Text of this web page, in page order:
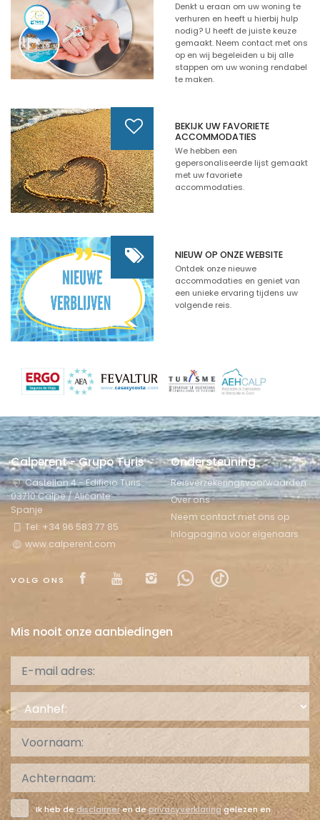
Denkt u eraan om uw woning te
verhuren en heeft u hierbij hulp
nodig? U heeft de juiste keuze
gemaakt. Neem contact met ons
op en wij begeleiden u bij alle
stappen om uw woning rendabel
te maken.
BEKIJK UW FAVORIETE
ACCOMMODATIES
We hebben een
gepersonaliseerde lijst gemaakt
met uw favoriete
accommodaties.
NIEUW OP ONZE WEBSITE
Ontdek onze nieuwe
accommodaties en geniet van
een unieke ervaring tijdens uw
volgende reis.
Calperent - Grupo Turis
Castellon 4 - Edificio Turis
03710 Calpe / Alicante
Spanje
Tel: +34 96 583 77 85
www.calperent.com
VOLG ONS Visit our Facebook page
Visit our youtube page
Visit our isntagram
Visit ourVisit our tiktok
Ondersteuning
Reisverzekeringsvoorwaarden
Over ons
Neem contact met ons op
Inlogpagina voor eigenaars
Mis nooit onze aanbiedingen
Ik heb dedisclaimeren deprivacyverklaringgelezen en